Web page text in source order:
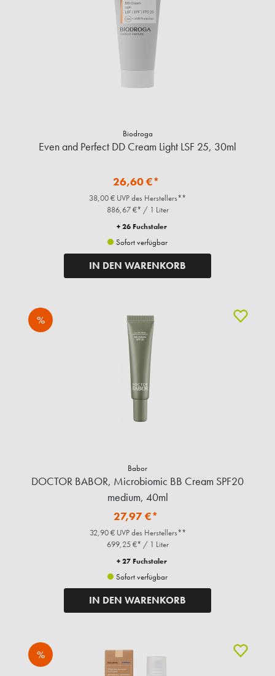
Biodroga
Even and Perfect DD Cream Light LSF 25, 30ml
26,60 €*
38,00 € UVP des Herstellers**
886,67 €* / 1 Liter
+ 26 Fuchstaler
Sofort verfügbar
IN DEN WARENKORB
%
Babor
DOCTOR BABOR, Microbiomic BB Cream SPF20
medium, 40ml
27,97 €*
32,90 € UVP des Herstellers**
699,25 €* / 1 Liter
+ 27 Fuchstaler
Sofort verfügbar
IN DEN WARENKORB
%